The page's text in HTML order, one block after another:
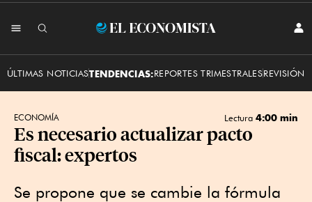
El
ÚLTIMAS NOTICIASTENDENCIAS:REPORTES TRIMESTRALESREVISIÓN
ECONOMÍA Lectura 4:00 min
Es necesario actualizar pacto
fiscal: expertos
Se propone que se cambie la fórmula